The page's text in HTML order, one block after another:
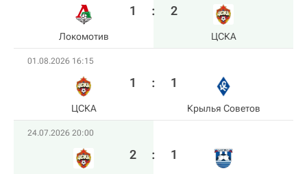
Локомотив
1 : 2
ЦСКА
01.08.2026 16:15
ЦСКА
1 : 1
Крылья Советов
24.07.2026 20:00
2 : 1